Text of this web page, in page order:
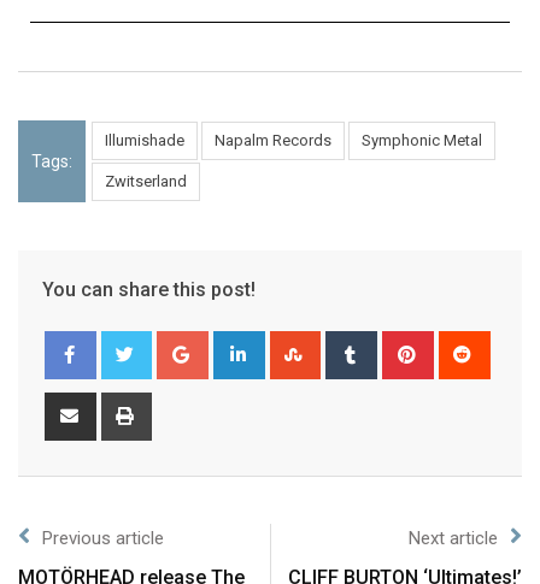
Tags:
Illumishade Napalm Records Symphonic Metal
Zwitserland
You can share this post!
Previous article
MOTÖRHEAD release The
Next article
CLIFF BURTON ‘Ultimates!’